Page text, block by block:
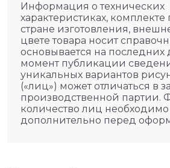
Информация о технических
характеристиках, комплекте
стране изготовления,
цвете товара носит
основывается на последних
момент публикации
уникальных вариантов
(«лиц») может отличаться в
производственной партии.
количество лиц необходимо
дополнительно перед